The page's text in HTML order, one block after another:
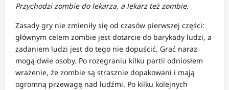
Przychodzi zombie do lekarza, a lekarz też zombie.
Zasady gry nie zmieniły się od czasów pierwszej części:
głównym celem zombie jest dotarcie do barykady ludzi, a
zadaniem ludzi jest do tego nie dopuścić. Grać naraz
mogą dwie osoby. Po rozegraniu kilku partii odniosłem
wrażenie, że zombie są strasznie dopakowani i mają
ogromną przewagę nad ludźmi. Po kilku kolejnych